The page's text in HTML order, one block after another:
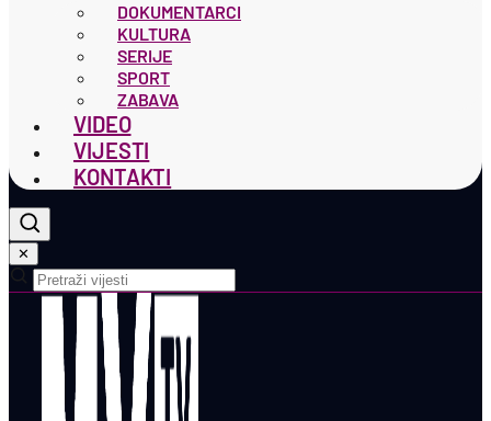
DOKUMENTARCI
KULTURA
SERIJE
SPORT
ZABAVA
VIDEO
VIJESTI
KONTAKTI
✕